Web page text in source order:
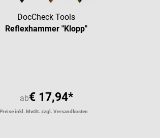
DocCheck Tools
Reflexhammer "Klopp"
ab€ 17,94*
Preise inkl. MwSt. zzgl. Versandkosten